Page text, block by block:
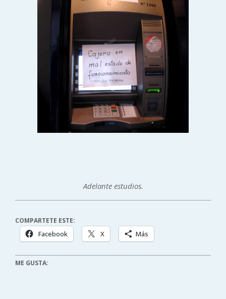
Adelante estudios.
COMPARTETE ESTE:
Facebook X Más
ME GUSTA: